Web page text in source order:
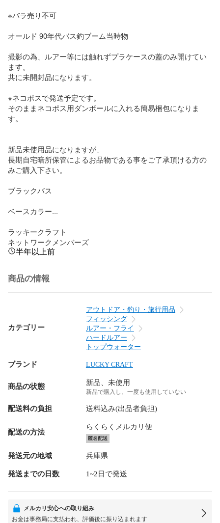
※バラ売り不可
オールド 90年代バス釣ブーム当時物
撮影の為、ルアー等には触れずプラケースの蓋のみ開けてい
ます。
共に未開封品になります。
※ネコポスで発送予定です。
そのままネコポス用ダンボールに入れる簡易梱包になりま
す。
新品未使用品になりますが、
長期自宅暗所保管によるお品物である事をご了承頂ける方の
みご購入下さい。
ブラックバス
ベースカラー...
ラッキークラフト
ネットワークメンバーズ
半年以上前
商品の情報
カテゴリー
アウトドア・釣り・旅行用品
フィッシング
ルアー・フライ
ハードルアー
トップウォーター
ブランド LUCKY CRAFT
商品の状態 新品、未使用
新品で購入し、一度も使用していない
配送料の負担 送料込み(出品者負担)
配送の方法
らくらくメルカリ便
匿名配送
発送元の地域 兵庫県
発送までの日数 1~2日で発送
メルカリ安心への取り組み
お金は事務局に支払われ、評価後に振り込まれます